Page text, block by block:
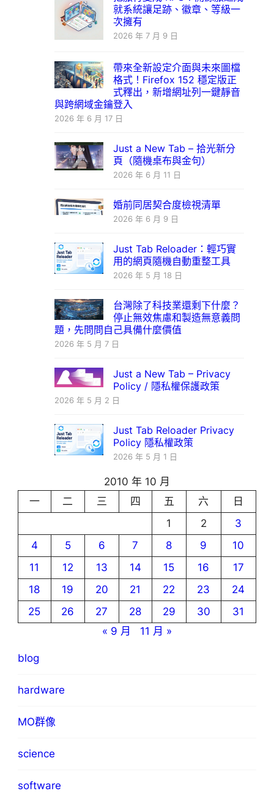
就系統讓足跡、徽章、等級一
次擁有
2026 年 7 月 9 日
帶來全新設定介面與未來圖檔
格式！Firefox 152 穩定版正
式釋出，新增網址列一鍵靜音
與跨網域金鑰登入
2026 年 6 月 17 日
Just a New Tab – 拾光新分
頁（隨機桌布與金句）
2026 年 6 月 11 日
婚前同居契合度檢視清單
2026 年 6 月 9 日
Just Tab Reloader：輕巧實
用的網頁隨機自動重整工具
2026 年 5 月 18 日
台灣除了科技業還剩下什麼？
停止無效焦慮和製造無意義問
題，先問問自己具備什麼價值
2026 年 5 月 7 日
Just a New Tab – Privacy
Policy / 隱私權保護政策
2026 年 5 月 2 日
Just Tab Reloader Privacy
Policy 隱私權政策
2026 年 5 月 1 日
2010 年 10 月
一
二 三 四 五 六
日
1
2
3
4
5 6 7 8 9
10
11
12 13 14 15 16
17
18
19 20 21 22 23
24
25
26 27 28 29 30
31
« 9 月
11 月 »
blog
hardware
MO群像
science
software